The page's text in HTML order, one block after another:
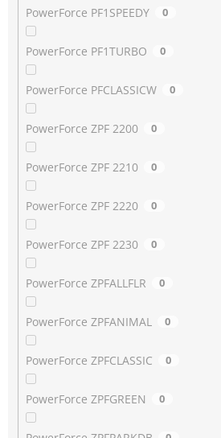
PowerForce PF1SPEEDY 0
PowerForce PF1TURBO 0
PowerForce PFCLASSICW 0
PowerForce ZPF 2200 0
PowerForce ZPF 2210 0
PowerForce ZPF 2220 0
PowerForce ZPF 2230 0
PowerForce ZPFALLFLR 0
PowerForce ZPFANIMAL 0
PowerForce ZPFCLASSIC 0
PowerForce ZPFGREEN 0